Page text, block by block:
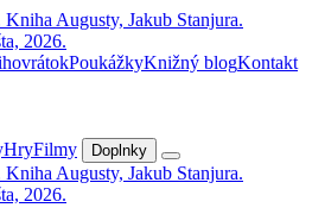
PoukážkyKnižný blogKontakt
HryFilmy Doplnky